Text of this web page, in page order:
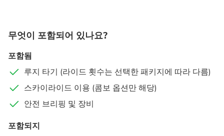
무엇이 포함되어 있나요?
포함됨
루지 타기 (라이드 횟수는 선택한 패키지에 따라 다름)
스카이라이드 이용 (콤보 옵션만 해당)
안전 브리핑 및 장비
포함되지